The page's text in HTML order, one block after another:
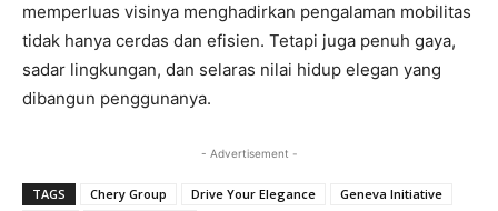
memperluas visinya menghadirkan pengalaman mobilitas
tidak hanya cerdas dan efisien. Tetapi juga penuh gaya,
sadar lingkungan, dan selaras nilai hidup elegan yang
dibangun penggunanya.
- Advertisement -
TAGS Chery Group Drive Your Elegance
Geneva Initiative